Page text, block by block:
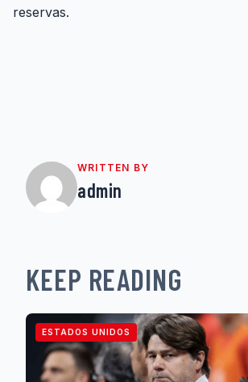
reservas.
WRITTEN BY
admin
KEEP READING
ESTADOS UNIDOS